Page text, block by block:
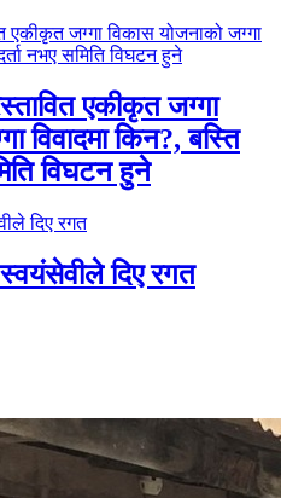
एकीकृत जग्गा
विवादमा किन?, बस्ति
विघटन हुने
दिए रगत